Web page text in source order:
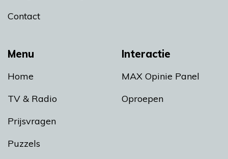
Menu
Home
TV & Radio
Prijsvragen
Puzzels
Interactie
MAX Opinie Panel
Oproepen
Contact